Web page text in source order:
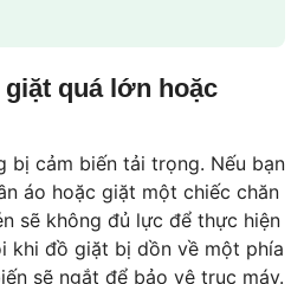
quá lớn hoặc
bị cảm biến tải trọng. Nếu bạn
áo hoặc giặt một chiếc chăn
sẽ không đủ lực để thực hiện
khi đồ giặt bị dồn về một phía
sẽ ngắt để bảo vệ trục máy.